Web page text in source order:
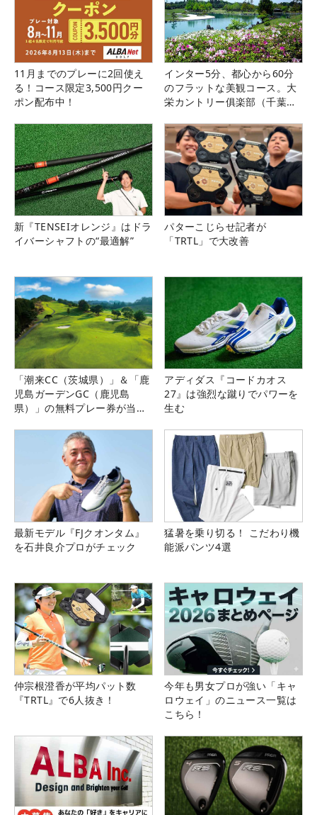
11月までのプレーに2回使え
る！コース限定3,500円クー
ポン配布中！
インター5分、都心から60分
のフラットな美観コース。大
栄カントリー俱楽部（千葉
新『TENSEIオレンジ』はドラ
イバーシャフトの“最適解”
パターこじらせ記者が
「TRTL」で大改善
「潮来CC（茨城県）」＆「鹿
児島ガーデンGC（鹿児島
県）」の無料プレー券が当た
アディダス『コードカオス
27』は強烈な蹴りでパワーを
生む
最新モデル『FJクオンタム』
を石井良介プロがチェック
猛暑を乗り切る！ こだわり機
能派パンツ4選
仲宗根澄香が平均パット数
『TRTL』で6人抜き！
今年も男女プロが強い「キャ
ロウェイ」のニュース一覧は
こちら！